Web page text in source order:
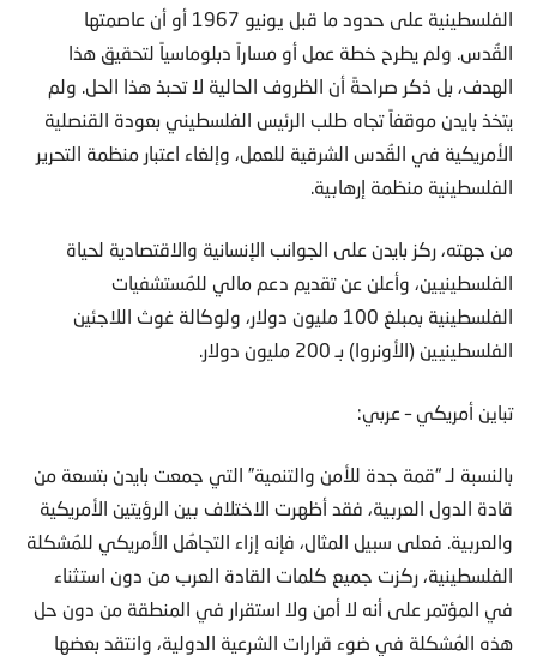
الفلسطينية على حدود ما قبل يونيو 1967 أو أن عاصمتها
القُدس. ولم يطرح خطة عمل أو مساراً دبلوماسياً لتحقيق هذا
الهدف، بل ذكر صراحةً أن الظروف الحالية لا تحبذ هذا الحل. ولم
يتخذ بايدن موقفاً تجاه طلب الرئيس الفلسطيني بعودة القنصلية
الأمريكية في القُدس الشرقية للعمل، وإلغاء اعتبار منظمة التحرير
الفلسطينية منظمة إرهابية.
من جهته، ركز بايدن على الجوانب الإنسانية والاقتصادية لحياة
الفلسطينيين، وأعلن عن تقديم دعم مالي للمُستشفيات
الفلسطينية بمبلغ 100 مليون دولار، ولوكالة غوث اللاجئين
الفلسطينيين (الأونروا) بـ 200 مليون دولار.
تباين أمريكي – عربي:
بالنسبة لـ “قمة جدة للأمن والتنمية” التي جمعت بايدن بتسعة من
قادة الدول العربية، فقد أظهرت الاختلاف بين الرؤيتين الأمريكية
والعربية. فعلى سبيل المثال، فإنه إزاء التجاهُل الأمريكي للمُشكلة
الفلسطينية، ركزت جميع كلمات القادة العرب من دون استثناء
في المؤتمر على أنه لا أمن ولا استقرار في المنطقة من دون حل
هذه المُشكلة في ضوء قرارات الشرعية الدولية، وانتقد بعضها